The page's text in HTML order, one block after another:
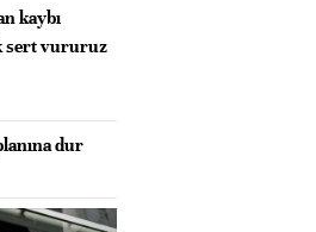
kaybı
sert vururuz
dur